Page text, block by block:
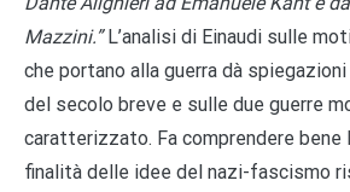
Mazzini.”L’analisi di Einaudi sulle
che portano alla guerra dà
del secolo breve e sulle due guerre
caratterizzato. Fa comprendere bene
finalità delle idee del nazi-fascismo